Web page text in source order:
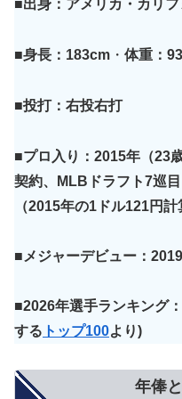
■出身：アメリカ・カリフ
■身長：183cm ・ 体重：
■投打：右投右打
■プロ入り：2015年（23
契約、MLBドラフト7巡
（2015年の1ドル121円計
■メジャーデビュー：2019
■2026年選手ランキング
する トップ100より)
年俸